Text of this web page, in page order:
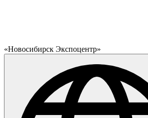
«Новосибирск Экспоцентр»